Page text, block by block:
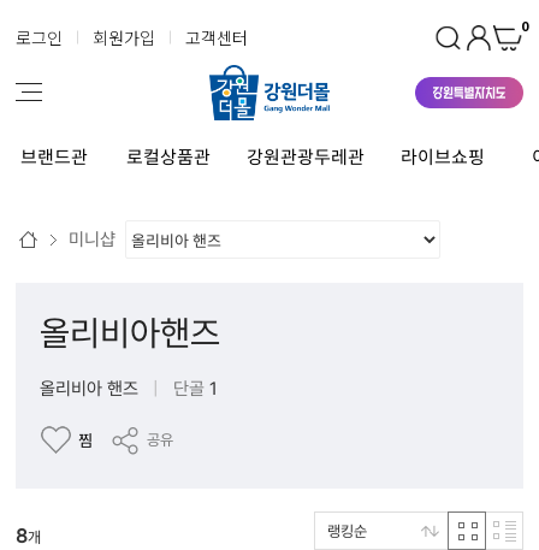
로그인 회원가입 고객센터 0
브랜드관 로컬상품관 강원관광두레관 라이브쇼핑
미니샵
올리비아핸즈
올리비아 핸즈 단골 1
찜 공유
8개 랭킹순